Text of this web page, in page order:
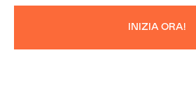
INIZIA ORA!